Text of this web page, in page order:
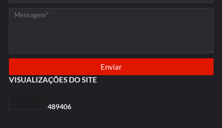
VISUALIZAÇÕES DO SITE
489406